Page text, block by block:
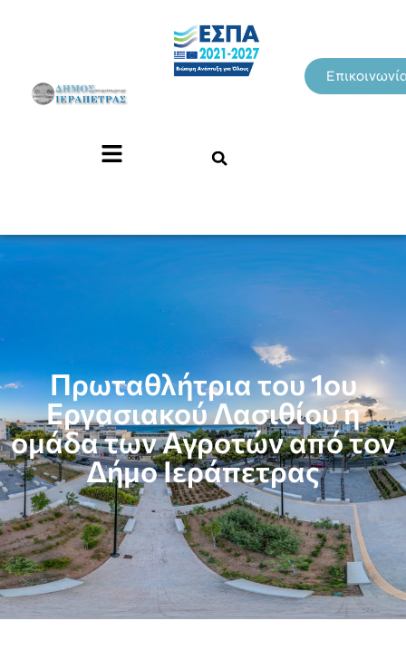
Πρωταθλήτρια του 1ου
Εργασιακού Λασιθίου η
ομάδα των Αγροτών από τον
Δήμο Ιεράπετρας